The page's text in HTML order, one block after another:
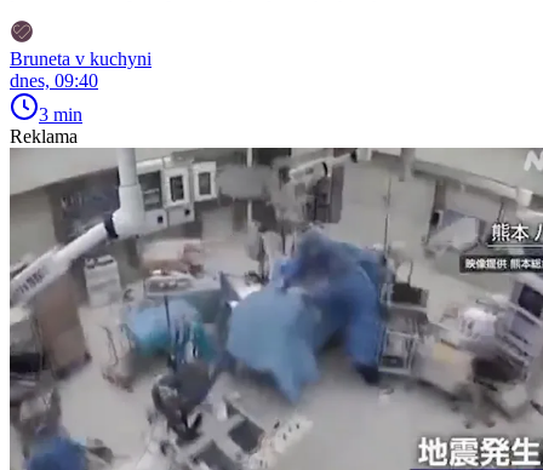
Bruneta v kuchyni
dnes, 09:40
3 min
Reklama